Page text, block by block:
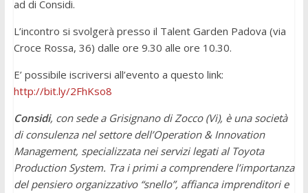
ad di Considi.
L’incontro si svolgerà presso il Talent Garden Padova (via
Croce Rossa, 36) dalle ore 9.30 alle ore 10.30.
E’ possibile iscriversi all’evento a questo link:
http://bit.ly/2FhKso8
Considi, con sede aGrisignano di Zocco (Vi), è una società
di consulenza nel settore dell’Operation & Innovation
Management, specializzata nei servizi legati al Toyota
Production System. Tra i primi a comprendere l’importanza
del pensiero organizzativo “snello”, affianca imprenditori e